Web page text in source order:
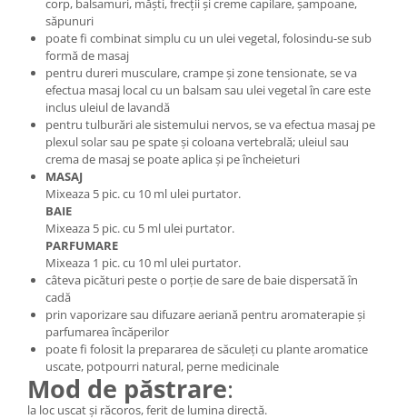
corp, balsamuri, măști, frecții și creme capilare, șampoane,
săpunuri
poate fi combinat simplu cu un ulei vegetal, folosindu-se sub
formă de masaj
pentru dureri musculare, crampe și zone tensionate, se va
efectua masaj local cu un balsam sau ulei vegetal în care este
inclus uleiul de lavandă
pentru tulburări ale sistemului nervos, se va efectua masaj pe
plexul solar sau pe spate și coloana vertebrală; uleiul sau
crema de masaj se poate aplica și pe încheieturi
MASAJ
Mixeaza 5 pic. cu 10 ml ulei purtator.
BAIE
Mixeaza 5 pic. cu 5 ml ulei purtator.
PARFUMARE
Mixeaza 1 pic. cu 10 ml ulei purtator.
câteva picături peste o porție de sare de baie dispersată în
cadă
prin vaporizare sau difuzare aeriană pentru aromaterapie și
parfumarea încăperilor
poate fi folosit la prepararea de săculeți cu plante aromatice
uscate, potpourri natural, perne medicinale
Mod de păstrare:
la loc uscat și răcoros, ferit de lumina directă.